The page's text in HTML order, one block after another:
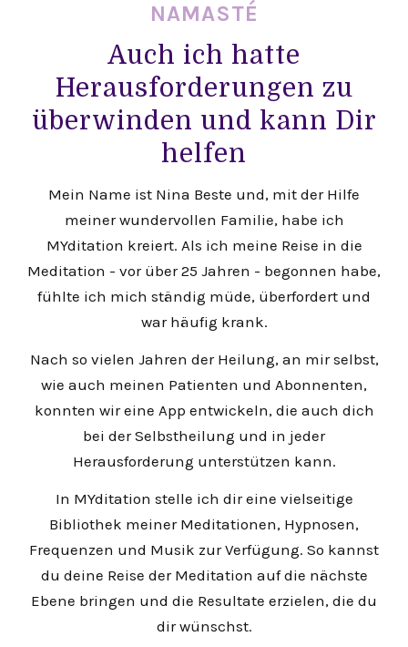
NAMASTÉ
Auch ich hatte
Herausforderungen zu
überwinden und kann Dir
helfen
Mein Name ist Nina Beste und, mit der Hilfe
meiner wundervollen Familie, habe ich
MYditation kreiert. Als ich meine Reise in die
Meditation - vor über 25 Jahren - begonnen habe,
fühlte ich mich ständig müde, überfordert und
war häufig krank.
Nach so vielen Jahren der Heilung, an mir selbst,
wie auch meinen Patienten und Abonnenten,
konnten wir eine App entwickeln, die auch dich
bei der Selbstheilung und in jeder
Herausforderung unterstützen kann.
In MYditation stelle ich dir eine vielseitige
Bibliothek meiner Meditationen, Hypnosen,
Frequenzen und Musik zur Verfügung. So kannst
du deine Reise der Meditation auf die nächste
Ebene bringen und die Resultate erzielen, die du
dir wünschst.